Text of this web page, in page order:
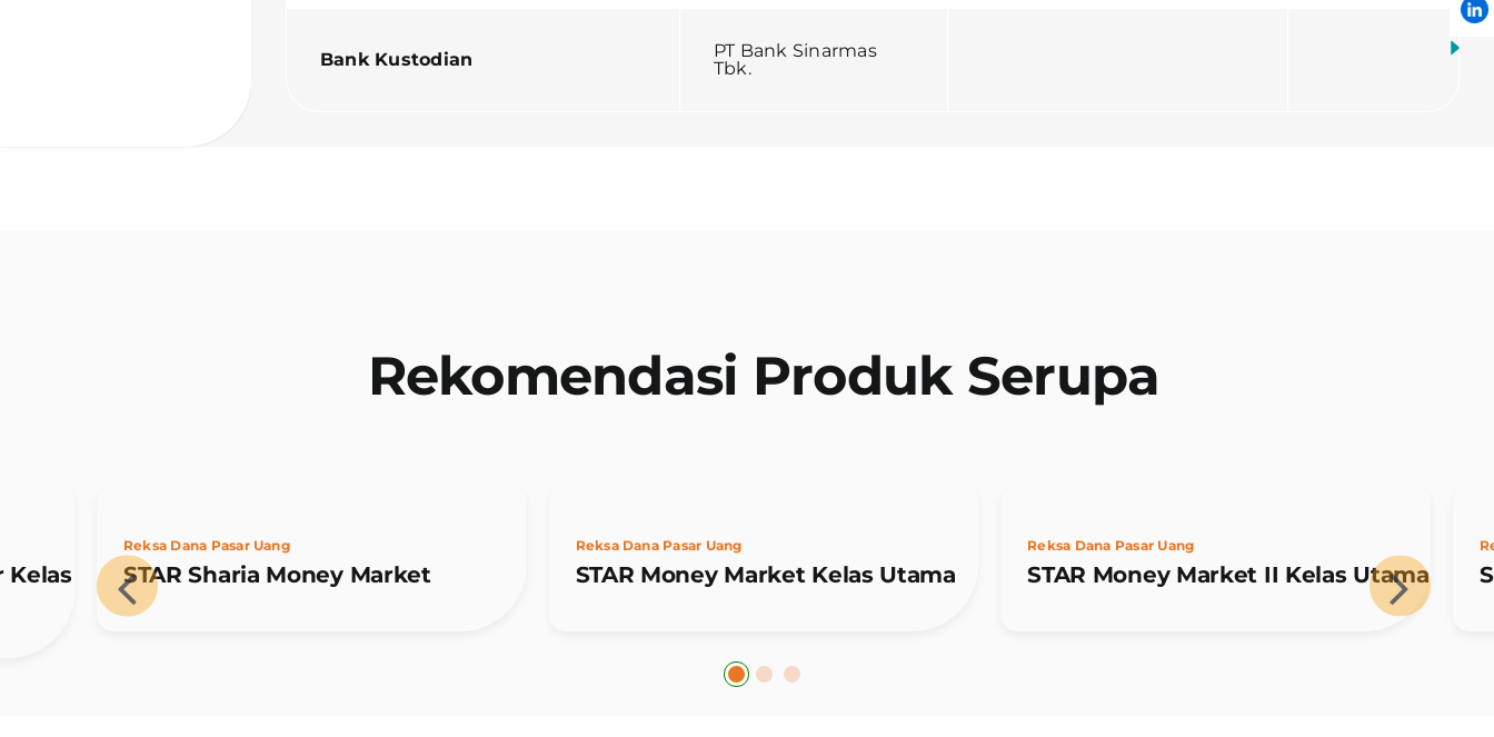
Bank Kustodian
PT Bank Sinarmas
Tbk.
Rekomendasi Produk Serupa
Kelas
Reksa Dana Pasar Uang
STAR Sharia Money Market
Reksa Dana Pasar Uang
STAR Money Market Kelas Utama
Reksa Dana Pasar Uang
STAR Money Market II Kelas Utama